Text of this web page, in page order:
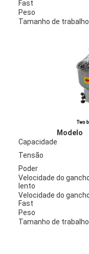
Sobre nós
Controle de
Linha de
Misturador da
Batedor de Ovos
Fast
Peso
Tamanho de trabalho
Modelo
Capacidade
Tensão
Poder
Velocidade do
lento
Velocidade do
Fast
Peso
Tamanho de trabalho